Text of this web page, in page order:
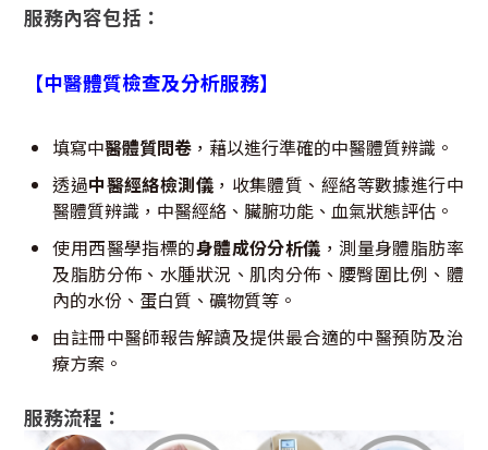
服務內容包括：
【中醫體質檢查及分析服務】
填寫中醫體質問卷 ，藉以進行準確的中醫體質辨識。
透過中醫經絡檢測儀 ，收集體質、經絡等數據進行中
醫體質辨識，中醫經絡、臟腑功能、血氣狀態評估。
使用西醫學指標的身體成份分析儀 ，測量身體脂肪率
及脂肪分佈、水腫狀況、肌肉分佈、腰臀圍比例、體
內的水份、蛋白質、礦物質等。
由註冊中醫師報告解讀及提供最合適的中醫預防及治
療方案。
服務流程：